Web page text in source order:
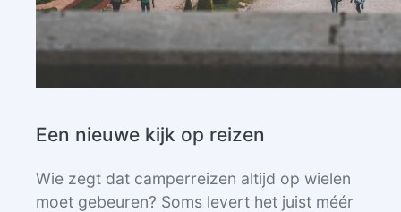
Een nieuwe kijk op reizen
Wie zegt dat camperreizen altijd op wielen
moet gebeuren? Soms levert het juist méér